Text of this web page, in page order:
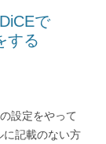
で
する
設定をやって
に記載のない方